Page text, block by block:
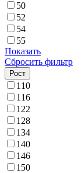
50
52
54
55
Показать
Сбросить фильтр
Рост
110
116
122
128
134
140
146
150